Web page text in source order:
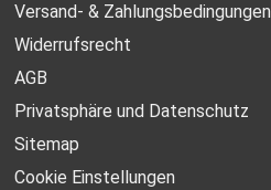
Versand- & Zahlungsbedingungen
Widerrufsrecht
AGB
Privatsphäre und Datenschutz
Sitemap
Cookie Einstellungen